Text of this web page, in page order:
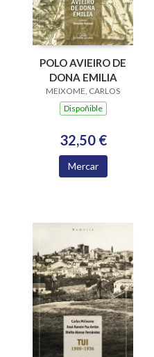
POLO AVIEIRO DE
DONA EMILIA
MEIXOME, CARLOS
Dispoñible
32,50 €
Mercar